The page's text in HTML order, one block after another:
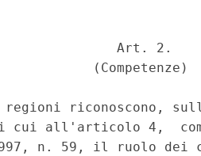
Art. 2.
(Competenze)
regioni riconoscono,
cui all'articolo 4,
n. 59, il ruolo dei